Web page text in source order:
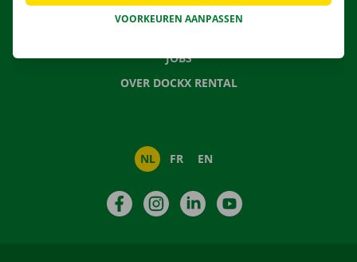
NIEUWS
JOBS
OVER DOCKX RENTAL
NL FR EN
FacebookInstagramLinkedIn
VOORKEUREN AANPASSEN